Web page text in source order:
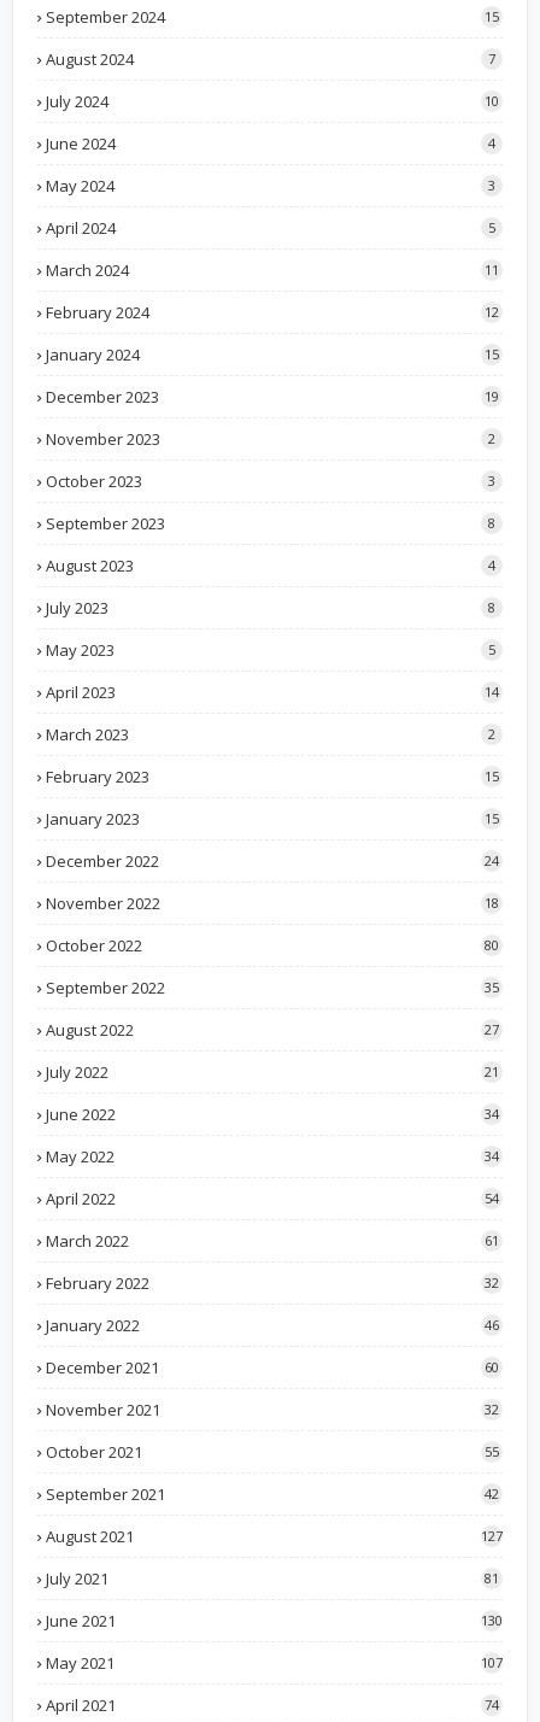
September 2024 15
August 2024 7
July 2024 10
June 2024 4
May 2024 3
April 2024 5
March 2024 11
February 2024 12
January 2024 15
December 2023 19
November 2023 2
October 2023 3
September 2023 8
August 2023 4
July 2023 8
May 2023 5
April 2023 14
March 2023 2
February 2023 15
January 2023 15
December 2022 24
November 2022 18
October 2022 80
September 2022 35
August 2022 27
July 2022 21
June 2022 34
May 2022 34
April 2022 54
March 2022 61
February 2022 32
January 2022 46
December 2021 60
November 2021 32
October 2021 55
September 2021 42
August 2021 127
July 2021 81
June 2021 130
May 2021 107
April 2021 74